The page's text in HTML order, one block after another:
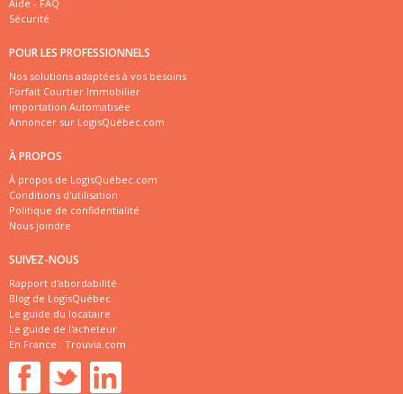
Aide - FAQ
Sécurité
POUR LES PROFESSIONNELS
Nos solutions adaptées à vos besoins
Forfait Courtier Immobilier
Importation Automatisée
Annoncer sur LogisQuébec.com
À PROPOS
À propos de LogisQuébec.com
Conditions d'utilisation
Politique de confidentialité
Nous joindre
SUIVEZ-NOUS
Rapport d'abordabilité
Blog de LogisQuébec
Le guide du locataire
Le guide de l'acheteur
En France : Trouvia.com